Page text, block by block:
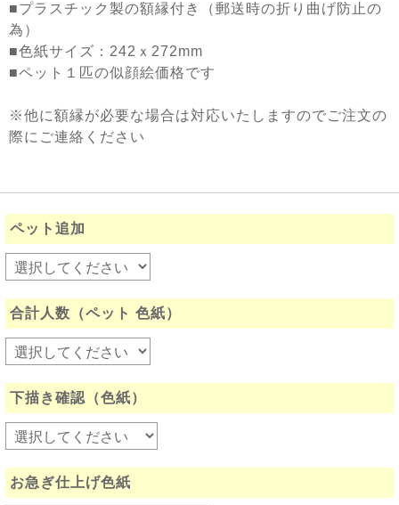
■プラスチック製の額縁付き（郵送時の折り曲げ防止の
為）
■色紙サイズ：242ｘ272mm
■ペット１匹の似顔絵価格です
※他に額縁が必要な場合は対応いたしますのでご注文の
際にご連絡ください
ペット追加
合計人数（ペット 色紙）
下描き確認（色紙）
お急ぎ仕上げ色紙